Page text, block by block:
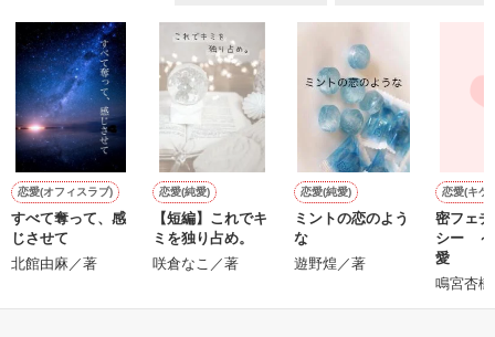
作品を読む
た上、同居まで提案してきて──？
鷹哉『宜しくな、俺の雛子』🦅
雛子『俺の……ひぃ、雛子？！！！』🐥
シゴデキで冷徹な上司が見せる素顔は、なぜか想像以上に甘く
て……🐥💓🦅
※表紙も作中使用の画像も全てフリー素材です。
※執筆期間2026.6.3〜7.20完結です。
※他サイトさんにて恋愛トレンド1位でした〜良かったら読ん
恋愛(オフィスラブ)
すべて奪って、感
じさせて
北館由麻／著
恋愛(純愛)
【短編】これでキ
ミを独り占め。
咲倉なこ／著
恋愛(純愛)
ミントの恋のよう
な
遊野煌／著
恋愛(キケ
密フェ
シー ～
愛
鳴宮杏